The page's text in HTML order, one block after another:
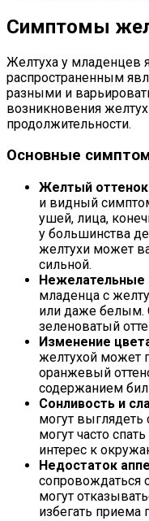
Симптомы
Желтуха у младенцев
распространенным
разными и
возникновения
продолжительности.
Основные
Желтый
и видный
ушей, лица,
у большинства
желтухи может
сильной.
Нежелательные
младенца с
или даже белым.
зеленоватый
Изменение
желтухой может
оранжевый
содержанием
Сонливость и
могут
могут часто
интерес к
Недостаток
сопровождаться
могут
избегать приема